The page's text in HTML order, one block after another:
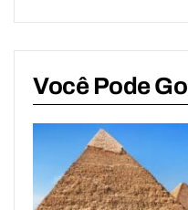
Você Pode